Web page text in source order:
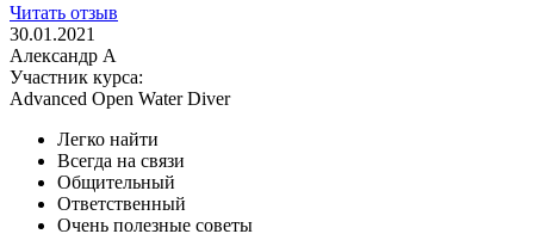
Читать отзыв
30.01.2021
Александр А
Участник курса:
Advanced Open Water Diver
Легко найти
Всегда на связи
Общительный
Ответственный
Очень полезные советы